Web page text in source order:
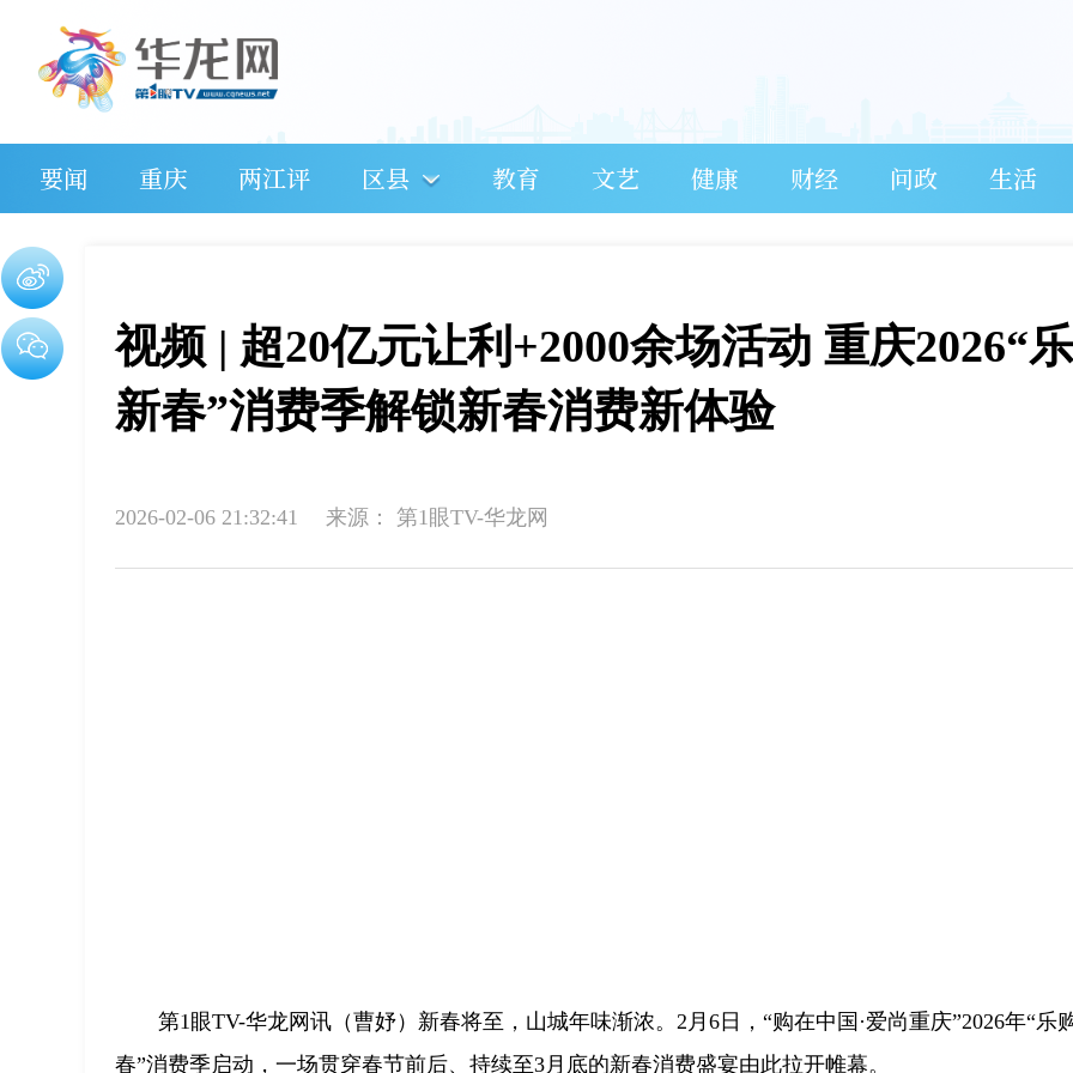
要闻 重庆 两江评 区县 教育 文艺 健康 财经 问政 生活
视频 | 超20亿元让利+2000余场活动 重庆2026“
新春”消费季解锁新春消费新体验
2026-02-06 21:32:41 来源： 第1眼TV-华龙网
第1眼TV-华龙网讯（曹妤）新春将至，山城年味渐浓。2月6日，“购在中国·爱尚重庆”2026年“乐
春”消费季启动，一场贯穿春节前后、持续至3月底的新春消费盛宴由此拉开帷幕。